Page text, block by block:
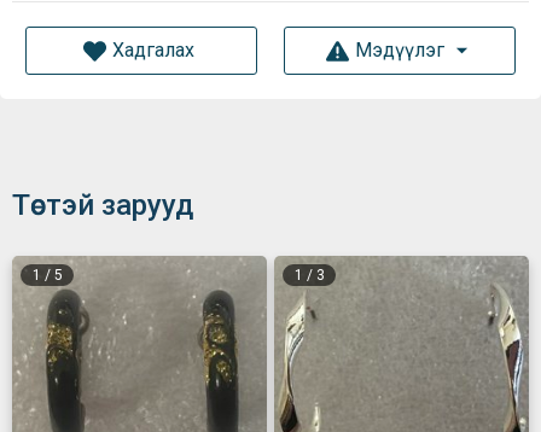
Хадгалах Мэдүүлэг
Төстэй зарууд
1 / 5 1 / 3